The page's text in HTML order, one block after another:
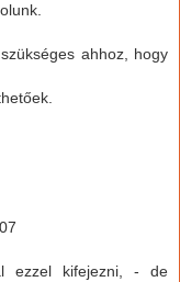
ahhoz, hogy
ezzel kifejezni, - de